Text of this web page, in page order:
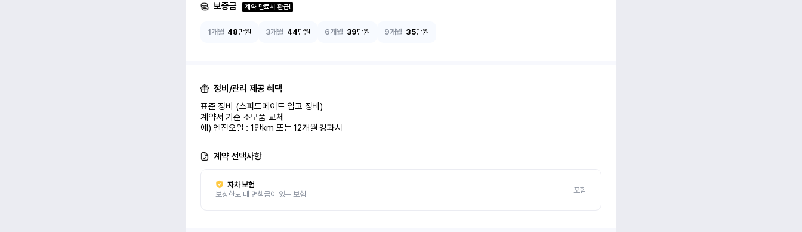
보증금 계약 만료시 환급!
1개월 48만원 3개월 44만원 6개월 39만원 9개월 35만원
정비/관리 제공 혜택
표준 정비 (스피드메이트 입고 정비)
계약서 기준 소모품 교체
예) 엔진오일 : 1만km 또는 12개월 경과시
계약 선택사항
자차 보험
보상한도 내 면책금이 있는 보험
포함